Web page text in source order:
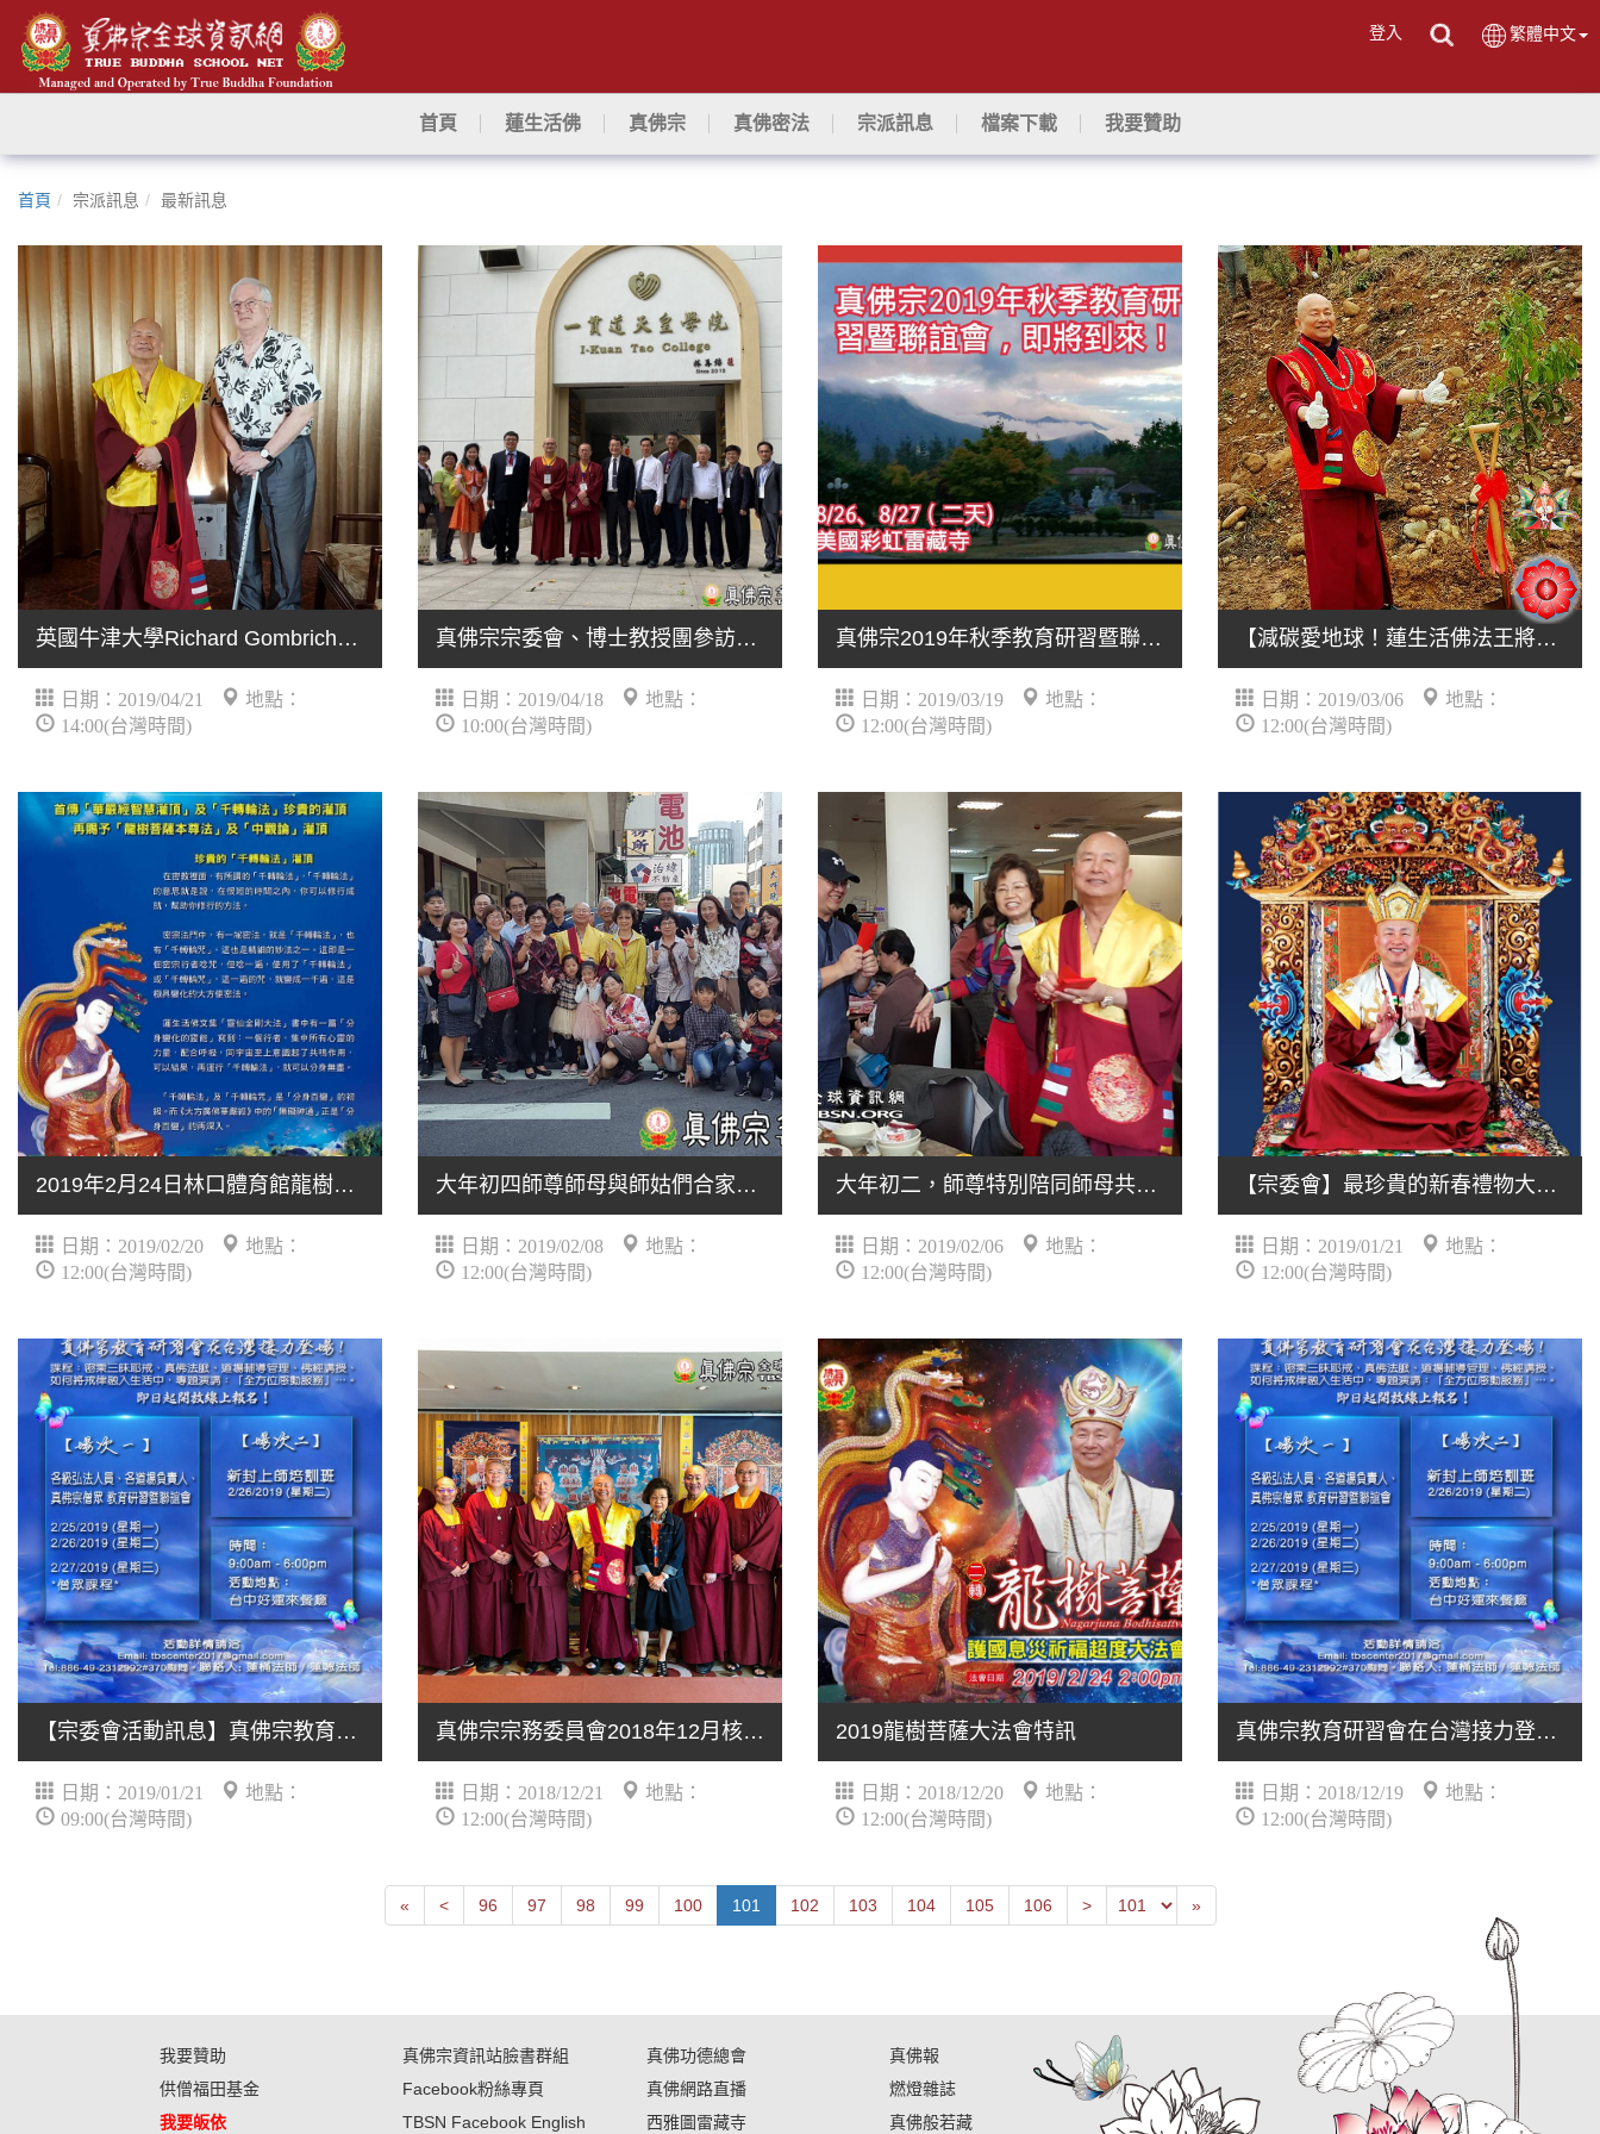
登入 繁體中文
首頁 蓮生活佛 真佛宗 真佛密法 宗派訊息 檔案下載 我要贊助
首頁 宗派訊息 最新訊息
英國牛津大學Richard Gombrich教授、佛光大學姚玉霜教授聯袂朝聖餐會
日期：2019/04/21
地點：
14:00(台灣時間)
真佛宗宗委會、博士教授團參訪一貫道天皇學院速記
日期：2019/04/18
地點：
10:00(台灣時間)
真佛宗2019年秋季教育研習暨聯誼會
日期：2019/03/19
地點：
12:00(台灣時間)
【減碳愛地球！蓮生活佛法王將於本週六帶領大衆植樹贈樹苗 、提倡心靈環保】
日期：2019/03/06
地點：
12:00(台灣時間)
2019年2月24日林口體育館龍樹菩薩法會蓮生法王賜授殊勝的灌頂
日期：2019/02/20
地點：
12:00(台灣時間)
大年初四師尊師母與師姑們合家聚餐
日期：2019/02/08
地點：
12:00(台灣時間)
大年初二，師尊特別陪同師母共赴娘家餐宴
日期：2019/02/06
地點：
12:00(台灣時間)
【宗委會】最珍貴的新春禮物大放送！
日期：2019/01/21
地點：
12:00(台灣時間)
【宗委會活動訊息】真佛宗教育研習會台灣最新流程！
日期：2019/01/21
地點：
09:00(台灣時間)
真佛宗宗務委員會2018年12月核心小組會議順利舉行
日期：2018/12/21
地點：
12:00(台灣時間)
2019龍樹菩薩大法會特訊
日期：2018/12/20
地點：
12:00(台灣時間)
真佛宗教育研習會在台灣接力登場！（更新）
日期：2018/12/19
地點：
12:00(台灣時間)
«First<Next96 97 98 99 100 101 102 103 104 105 106 >Previous »Last
我要贊助
供僧福田基金
我要皈依
真佛宗資訊站臉書群組
Facebook粉絲專頁
TBSN Facebook English
真佛功德總會
真佛網路直播
西雅圖雷藏寺
真佛報
燃燈雜誌
真佛般若藏